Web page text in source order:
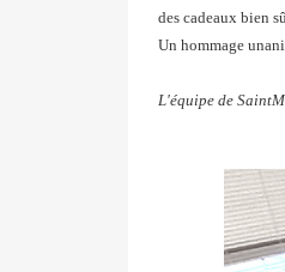
des cadeaux bien
Un hommage
L'équipe de